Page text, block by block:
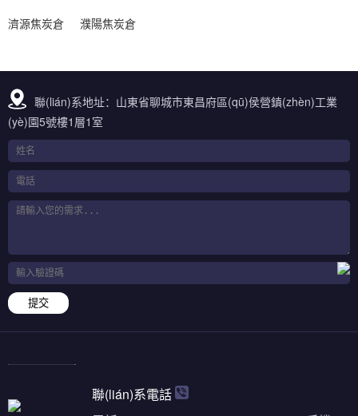
濟源焦炭倉
濮陽焦炭倉
聯(lián)系地址：山東省聊城市東昌府區(qū)侯營鎮(zhèn)工業
(yè)園5號樓1層1室
提交
聯(lián)系電話